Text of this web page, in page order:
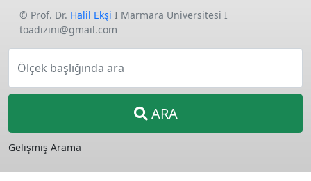
© Prof. Dr. Halil Ekşi I Marmara Üniversitesi I
toadizini@gmail.com
Ölçek başlığında ara
ARA
Gelişmiş Arama